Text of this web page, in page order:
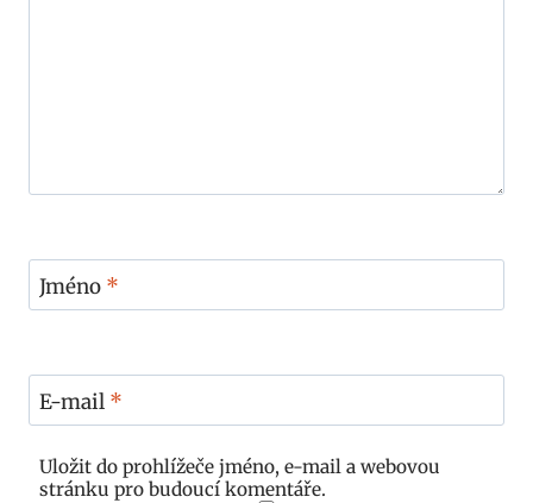
Jméno *
E-mail *
Uložit do prohlížeče jméno, e-mail a webovou
stránku pro budoucí komentáře.